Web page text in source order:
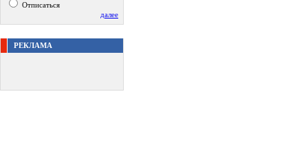
Отписаться
далее
РЕКЛАМА